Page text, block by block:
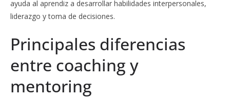
ayuda al aprendiz a desarrollar habilidades interpersonales,
liderazgo y toma de decisiones.
Principales diferencias
entre coaching y
mentoring